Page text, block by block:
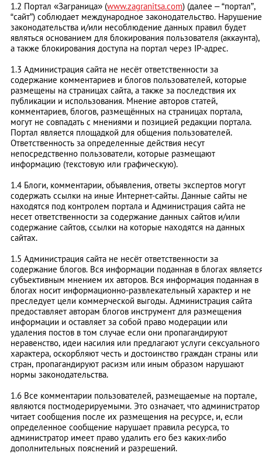
1.2 Портал «Заграница» (www.zagranitsa.com) (далее – “портал”,
“сайт”) соблюдает международное законодательство. Нарушение
законодательства и/или несоблюдение данных правил будет
являться основанием для блокирования пользователя (аккаунта),
а также блокирования доступа на портал через IP-адрес.
1.3 Администрация сайта не несёт ответственности за
содержание комментариев и блогов пользователей, которые
размещены на страницах сайта, а также за последствия их
публикации и использования. Мнение авторов статей,
комментариев, блогов, размещённых на страницах портала,
могут не совпадать с мнениями и позицией редакции портала.
Портал является площадкой для общения пользователей.
Ответственность за определенные действия несут
непосредственно пользователи, которые размещают
информацию (текстовую или графическую).
1.4 Блоги, комментарии, объявления, ответы экспертов могут
содержать ссылки на иные Интернет-сайты. Данные сайты не
находятся под контролем портала и Администрация сайта не
несет ответственности за содержание данных сайтов и/или
содержание сайтов, ссылки на которые находятся на данных
сайтах.
1.5 Администрация сайта не несёт ответственности за
содержание блогов. Вся информации поданная в блогах
субъективным мнением их авторов. Вся информация поданная в
блогах носит информационно-развлекательный характер и не
преследует цели коммерческой выгоды. Администрация сайта
предоставляет авторам блогов инструмент для размещения
информации и оставляет за собой право модерации или
удаления постов в том случае если они пропагандируют
неравенство, идеи насилия или предлагают услуги сексуального
характера, оскорбляют честь и достоинство граждан страны или
стран, пропагандируют расизм или иным образом нарушают
нормы законодательства.
1.6 Все комментарии пользователей, размещаемые на портале,
являются постмодерируемыми. Это означает, что администратор
читает сообщения после их размещения на ресурсе, и, если
определенное сообщение нарушает правила ресурса, то
администратор имеет право удалить его без каких-либо
дополнительных пояснений и разрешений.